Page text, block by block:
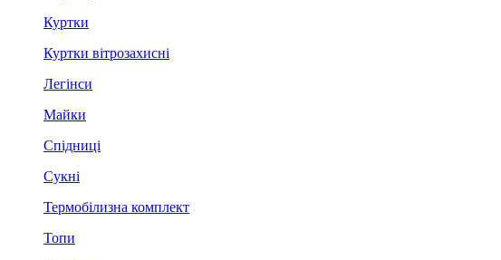
Куртки
Куртки вітрозахисні
Легінси
Майки
Спідниці
Сукні
Термобілизна комплект
Топи